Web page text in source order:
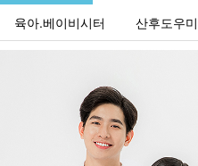
육아.베이비시터 산후도우미